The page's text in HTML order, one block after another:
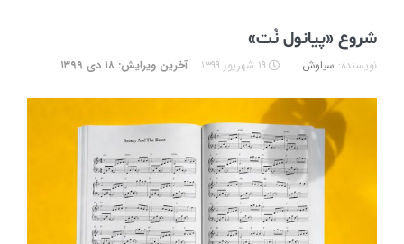
شروع «پیانول نُت»
نویسنده: سیاوش ۱۹ شهریور ۱۳۹۹ آخرین ویرایش: ۱۸ دی ۱۳۹۹